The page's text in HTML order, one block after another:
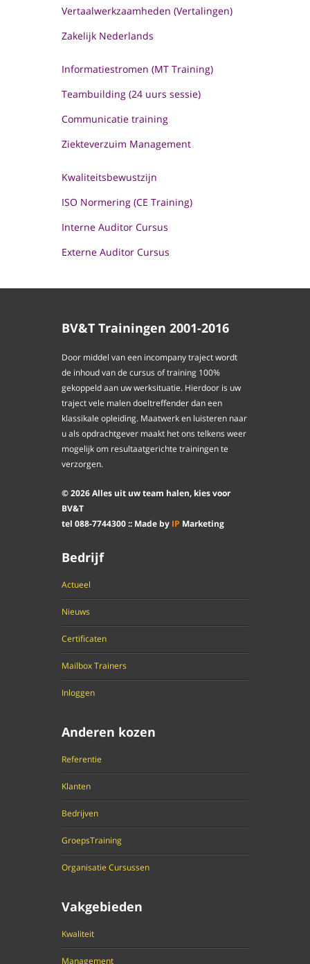
Vertaalwerkzaamheden (Vertalingen)
Zakelijk Nederlands
Informatiestromen (MT Training)
Teambuilding (24 uurs sessie)
Communicatie training
Ziekteverzuim Management
Kwaliteitsbewustzijn
ISO Normering (CE Training)
Interne Auditor Cursus
Externe Auditor Cursus
BV&T Trainingen 2001-2016
Door middel van een incompany traject wordt
de inhoud van de cursus of training 100%
gekoppeld aan uw werksituatie. Hierdoor is uw
traject vele malen doeltreffender dan een
klassikale opleiding. Maatwerk en luisteren naar
u als opdrachtgever maakt het ons telkens weer
mogelijk om resultaatgerichte trainingen te
verzorgen.
©2026Alles uit uw team halen, kies voor
BV&T
tel 088-7744300:: Made by IP Marketing
Bedrijf
Actueel
Nieuws
Certificaten
Mailbox Trainers
Inloggen
Anderen kozen
Referentie
Klanten
Bedrijven
GroepsTraining
Organisatie Cursussen
Vakgebieden
Kwaliteit
Management